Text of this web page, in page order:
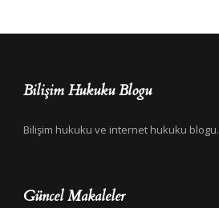
Bilişim Hukuku Blogu
Bilişim hukuku ve internet hukuku blogu.
Güncel Makaleler